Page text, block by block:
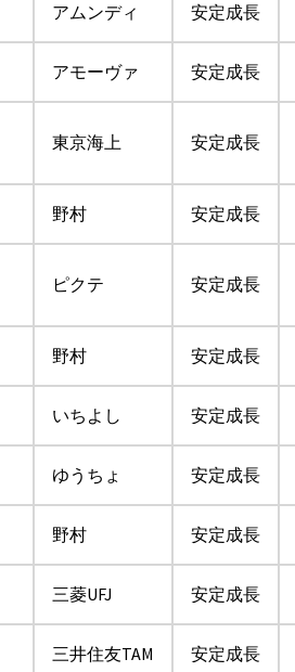
アムンディ 安定成長
アモーヴァ 安定成長
東京海上 安定成長
野村 安定成長
ピクテ 安定成長
野村 安定成長
いちよし 安定成長
ゆうちょ 安定成長
野村 安定成長
三菱UFJ 安定成長
三井住友TAM 安定成長